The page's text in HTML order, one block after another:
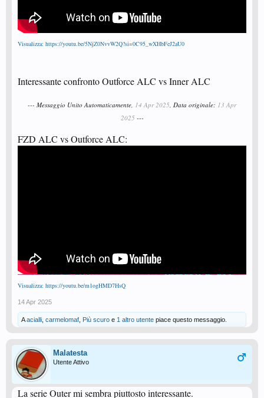
Visualizza: https://youtu.be/5NjZ0NvvW2Q?si=0C95_wXHbFeJ2aU0
Interessante confronto Outforce ALC vs Inner ALC
--- Messaggio Unito Automaticamente, 14 Apr 2025, Data originale: 13 Apr
2025 ---
FZD ALC vs Outforce ALC:
Visualizza: https://youtu.be/m1ogHMD7HsQ
14 Apr 2025
Aacialli carmelomaf Più scuro e 1 altro utente piace questo messaggio.
Malatesta
Utente Attivo
La serie Outer mi sembra piuttosto interessante.